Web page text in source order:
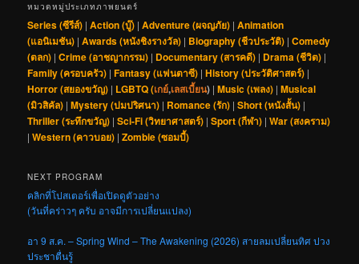
หมวดหมู่ประเภทภาพยนตร์
Series (ซีรีส์) |Action (บู๊) |Adventure (ผจญภัย) |Animation
(แอนิเมชัน) |Awards (หนังชิงรางวัล) | Biography (ชีวประวัติ) |Comedy
(ตลก) |Crime (อาชญากรรม) | Documentary (สารคดี) | Drama (ชีวิต) |
Family (ครอบครัว) |Fantasy (แฟนตาซี) |History (ประวัติศาสตร์) |
Horror (สยองขวัญ) | LGBTQ (เกย์,เลสเบี้ยน) |Music (เพลง) |Musical
(มิวสิคัล) |Mystery (ปมปริศนา) | Romance (รัก) |Short (หนังสั้น) |
Thriller (ระทึกขวัญ) |Sci-Fi (วิทยาศาสตร์) |Sport (กีฬา) |War (สงคราม)
|Western (คาวบอย) |Zombie (ซอมบี้)
NEXT PROGRAM
คลิกที่โปสเตอร์เพื่อเปิดดูตัวอย่าง
(วันที่คร่าวๆ ครับ อาจมีการเปลี่ยนแปลง)
อา 9 ส.ค. – Spring Wind – The Awakening (2026) สายลมเปลี่ยนทิศ ปวง
ประชาตื่นรู้